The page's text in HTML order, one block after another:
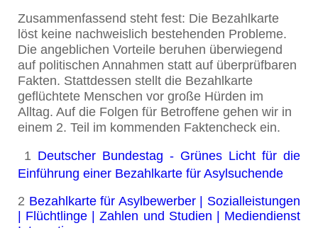
Zusammenfassend steht fest: Die Bezahlkarte
löst keine nachweislich bestehenden Probleme.
Die angeblichen Vorteile beruhen überwiegend
auf politischen Annahmen statt auf überprüfbaren
Fakten. Stattdessen stellt die Bezahlkarte
geflüchtete Menschen vor große Hürden im
Alltag. Auf die Folgen für Betroffene gehen wir in
einem 2. Teil im kommenden Faktencheck ein.
1 Deutscher Bundestag - Grünes Licht für die
Einführung einer Bezahlkarte für Asylsuchende
2 Bezahlkarte für Asylbewerber | Sozialleistungen
| Flüchtlinge | Zahlen und Studien | Mediendienst